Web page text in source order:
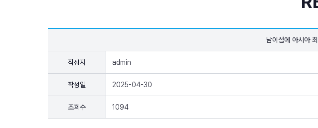
남이섬에 아시아
작성자 admin
작성일 2025-04-30
조회수 1094